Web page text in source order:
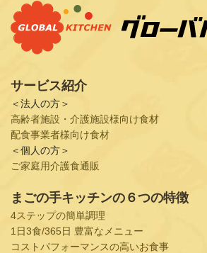
サービス紹介
＜法人の方＞
高齢者施設・介護施設様向け食材
配食事業者様向け食材
＜個人の方＞
ご家庭用介護食通販
まごの手キッチンの６つの特徴
4ステップの簡単調理
1日3食/365日 豊富なメニュー
コストパフォーマンスの高いお食事